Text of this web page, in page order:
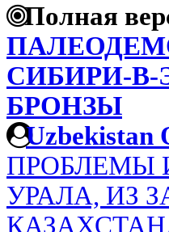
Полная
СИБИРИ-В-
БРОНЗЫ
Uzbekistan
ПРОБЛЕМЫ
УРАЛА, ИЗ